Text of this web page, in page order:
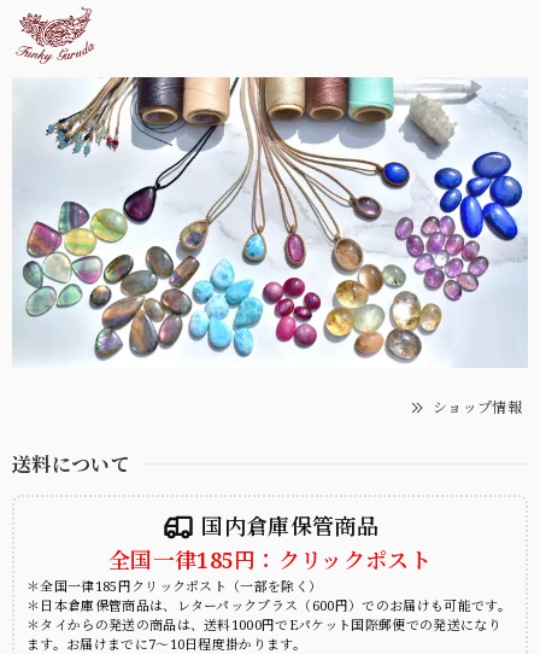
ショップ情報
送料について
国内倉庫保管商品
全国一律185円：クリックポスト
＊全国一律185円クリックポスト（一部を除く）
＊日本倉庫保管商品は、レターパックプラス（600円）でのお届けも可能です。
＊タイからの発送の商品は、送料1000円でEパケット国際郵便での発送になり
ます。お届けまでに7～10日程度掛かります。